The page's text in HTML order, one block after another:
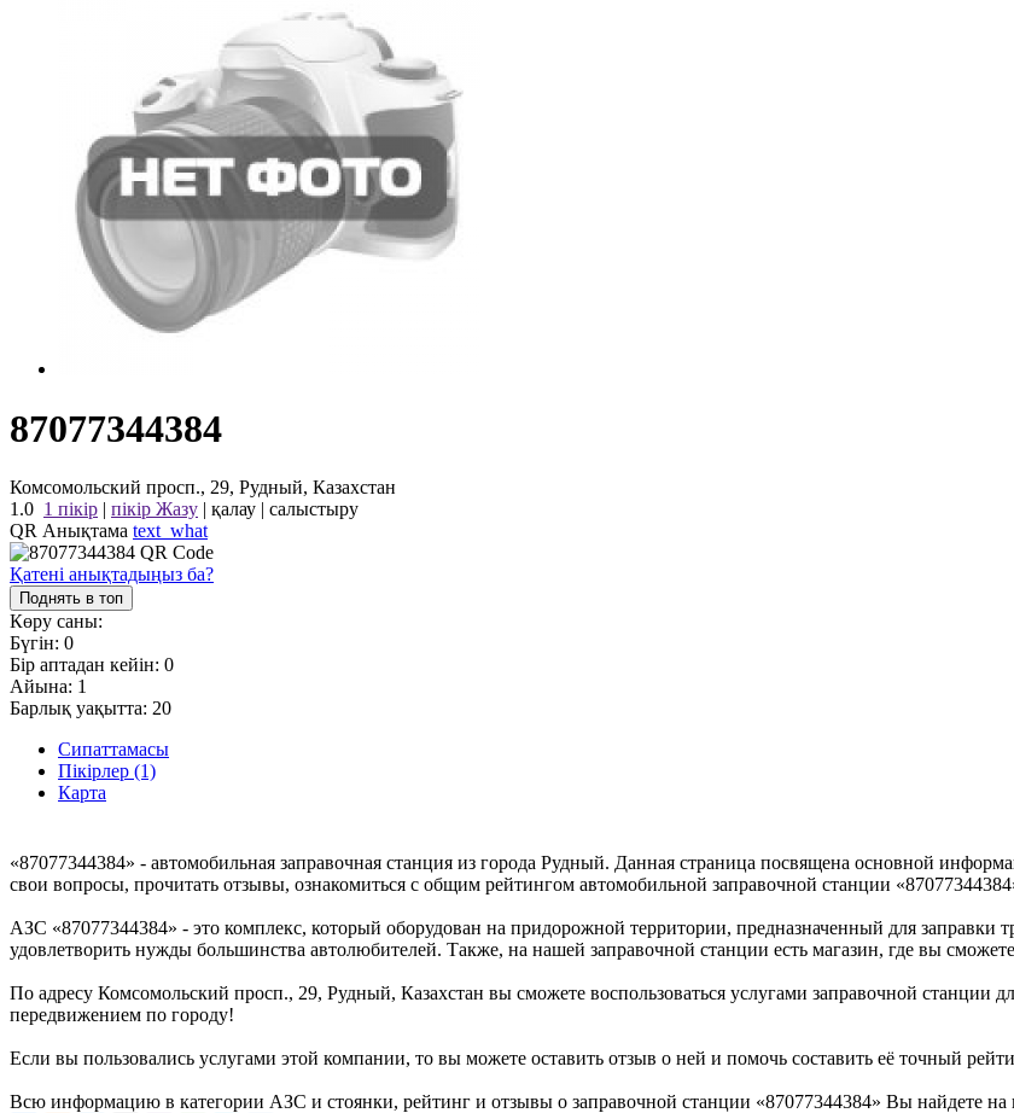
87077344384
Комсомольский просп., 29, Рудный, Казахстан
1.0 1 пікір | пікір Жазу | қалау | салыстыру
QR Анықтама text_what
Қатені анықтадыңыз ба?
Поднять в топ
Көру саны:
Бүгін: 0
Бір аптадан кейін: 0
Айына: 1
Барлық уақытта: 20
Сипаттамасы
Пікірлер (1)
Карта
«87077344384» - автомобильная заправочная станция из города Рудный. Данная страница посвящена основной
свои вопросы, прочитать отзывы, ознакомиться с общим рейтингом автомобильной заправочной станции
АЗС «87077344384» - это комплекс, который оборудован на придорожной территории, предназначенный для заправки
удовлетворить нужды большинства автолюбителей. Также, на нашей заправочной станции есть магазин, где вы
По адресу Комсомольский просп., 29, Рудный, Казахстан вы сможете воспользоваться услугами заправочной станции
передвижением по городу!
Если вы пользовались услугами этой компании, то вы можете оставить отзыв о ней и помочь составить её точный
Всю информацию в категории АЗС и стоянки, рейтинг и отзывы о заправочной станции «87077344384» Вы найдете